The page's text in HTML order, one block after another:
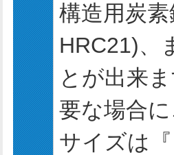
構造用炭素
HRC21)、
とが出来
要な場合
サイズは